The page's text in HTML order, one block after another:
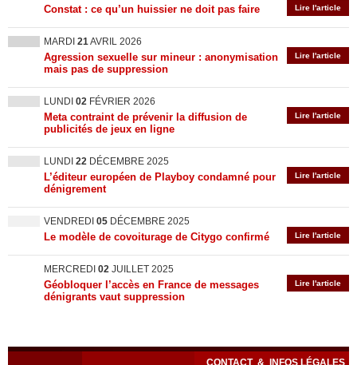
Lire l'article
Constat : ce qu’un huissier ne doit pas faire
MARDI 21AVRIL 2026
Lire l'article
Agression sexuelle sur mineur : anonymisation
mais pas de suppression
LUNDI 02 FÉVRIER 2026
Lire l'article
Meta contraint de prévenir la diffusion de
publicités de jeux en ligne
LUNDI 22 DÉCEMBRE 2025
Lire l'article
L’éditeur européen de Playboy condamné pour
dénigrement
VENDREDI 05 DÉCEMBRE 2025
Lire l'article
Le modèle de covoiturage de Citygo confirmé
MERCREDI 02 JUILLET 2025
Lire l'article
Géobloquer l’accès en France de messages
dénigrants vaut suppression
CONTACT & INFOS LÉGALES